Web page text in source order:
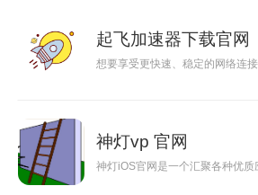
起飞加速器下载官网
想要享受更快速、稳定的网络连
神灯vp 官网
神灯iOS官网是一个汇聚各种优